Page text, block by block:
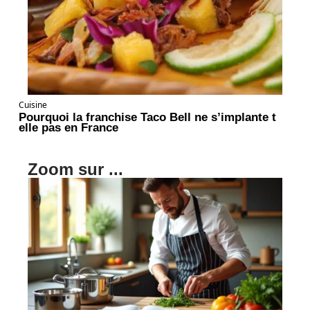
Cuisine
Pourquoi la franchise Taco Bell ne s’implante t
elle pas en France
Zoom sur ...